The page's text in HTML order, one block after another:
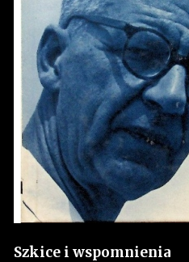
Szkice i wspomnienia